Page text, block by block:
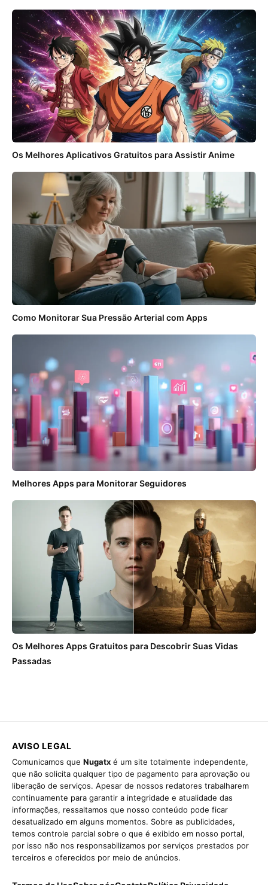
Os Melhores Aplicativos Gratuitos para Assistir Anime
Como Monitorar Sua Pressão Arterial com Apps
Melhores Apps para Monitorar Seguidores
Os Melhores Apps Gratuitos para Descobrir Suas Vidas
Passadas
AVISO LEGAL
Comunicamos que Nugatx é um site totalmente independente,
que não solicita qualquer tipo de pagamento para aprovação ou
liberação de serviços. Apesar de nossos redatores trabalharem
continuamente para garantir a integridade e atualidade das
informações, ressaltamos que nosso conteúdo pode ficar
desatualizado em alguns momentos. Sobre as publicidades,
temos controle parcial sobre o que é exibido em nosso portal,
por isso não nos responsabilizamos por serviços prestados por
terceiros e oferecidos por meio de anúncios.